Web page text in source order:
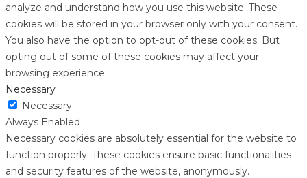
analyze and understand how you use this website. These
cookies will be stored in your browser only with your consent.
You also have the option to opt-out of these cookies. But
opting out of some of these cookies may affect your
browsing experience.
Necessary
Necessary
Always Enabled
Necessary cookies are absolutely essential for the website to
function properly. These cookies ensure basic functionalities
and security features of the website, anonymously.